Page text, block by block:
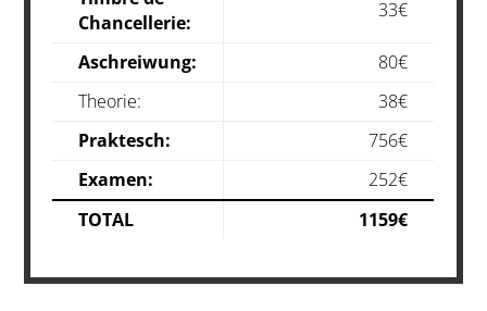
Chancellerie:
33€
Aschreiwung:
80€
Theorie:
38€
Praktesch:
756€
Examen:
252€
TOTAL
1159€